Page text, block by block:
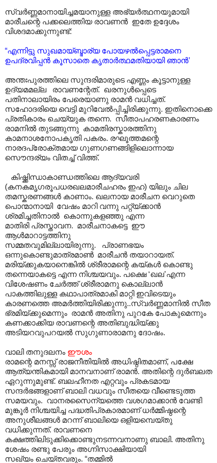
സ്വർണ്ണമാനായിച്ചമയാനുള്ള അഭ്യർത്ഥനയുമായി
മാരീചന്റെ പക്കലെത്തിയ രാവണൻ ഇതേ ഉദ്ദേശം
വിശദമാക്കുന്നുണ്ട്:
“എന്നിട്ടു സുഖമായ്ബ്ഭാര്യ പോയഴൽ‌പ്പെട്ടരാമനെ
ഉപദ്രവിപ്പൻ കൂസാതെ കൃതാർത്ഥമതിയായി ഞാൻ’
അന്തഃപുരത്തിലെ സുന്ദരിമാരുടെ എണ്ണം കൂട്ടാനുള്ള
ഉദ്യമമല്ല രാവണന്റേത്. ഖരനുൾപ്പെടെ
പതിനാലായിരം പേരെയാണു രാമൻ വധിച്ചത്.
സഹോദരിയെ വെട്ടി മുറിവേൽ‌പ്പിച്ചിരിക്കുന്നു. ഇതിനൊക്കെ
പ്രതികാരം ചെയ്യുക തന്നെ. സീതാപഹരണകാരണം
രാമനിൽ തുടങ്ങുന്നു കാമതിരസ്കാരത്തിനു
കാമനാശനോപകൃതി പകരം. രഘൂത്തമന്റെ
നാരദപ്രോക്തമായ ഗുണഗണങ്ങിളിലൊന്നായ
സൌന്ദര്യം വിതച്ച് വിത്ത്.
കിഷ്ക്കിന്ധാകാണ്ഡത്തിലെ ആദ്യവരി
(കനകമൃഗരൂപധരഖലമാരീചഹരം ഇഹ) യിലും ചില
തമസ്കരണങ്ങൾ കാണാം. ഖലനായ മാരീചന വെറുതെ
പൊന്മാനായി വേഷം മാറി വന്നു പറ്റ്യ്ക്കാൻ
ശ്രമിച്ചതിനാൽ കൊന്നുകളഞ്ഞു എന്ന
മാതിരി പ്രസ്താവന. മാരീചനാകട്ടെ ഈ
ആൾമാറാട്ടത്തിനു
സമ്മതവുമില്ലായിരുന്നു. പ്രാണഭയം
ഒന്നുകൊണ്ടുമാത്രമാൺ മാരീചൻ തയാറായത്.
മരിയ്ക്കുകയാനെങ്കിൽ ശ്രീരാമന്റെ കയ്കൾ കൊണ്ടു
തന്നെയാകട്ടെ എന്ന നിശ്ചയവും. പക്ഷെ ‘ഖല’എന്ന
വിശേഷണം ചേർത്ത് ശ്രീരാമനു കൊല്ലാൻ
പാകത്തിലുള്ള കഥാപാത്രമാകി മാറ്റി ഇവിടെയും
കാരണത്തെ അമർത്തിയിരിക്കുന്നു..സ്വർണ്ണമാനിൽ സീത
ഭ്രമിയ്ക്കുമെന്നും രാമൻ അതിനു പുറകേ പോകുമെന്നും
കണക്കാക്കിയ രാവണന്റെ അതിബുദ്ധിയ്ക്കു
അടിയറവുപറയൽ സുഗുണാരാമനു ദോഷം.
വാലി തനുദലനം ഈശം
രാമന്റെ മനസ്സ് രാജനീതിയിൽ അധിഷ്ഠിതമാണ്, പക്ഷേ
ആത്യന്തികമായി മാനവനാണ് രാമൻ. അതിന്റെ ദുർബലത
ഏറുന്നുമുണ്ട്. ബലഹീനത എറ്റവും പ്രകടമായ
സന്ദർഭങ്ങളാണ് ബാ‍ലി വധവും സീതയെ വീണ്ടെടുത്ത
സമയവും. വാനരസൈന്യത്തെ വശഗമാക്കാൻ വേണ്ടി
മുങ്കൂർ നിശ്ചയിച്ച പദ്ധതിപ്രകാരമാണ് ധർമ്മിഷ്ഠന്റെ
അനുശീലങ്ങൾ മറന്ന് ബാലിയെ ഒളിയമ്പെയ്തു
വധിക്കുന്നത്. രാവണനെ
കക്ഷത്തിലിടുക്കിക്കൊണ്ടുനടന്നവനാണു ബാലി. അതിനു
ശേഷം രണ്ടു പേരും അഗ്നിസാക്ഷിയായി
സഖ്യം ചെയ്തവരും. “തമ്മിൽ